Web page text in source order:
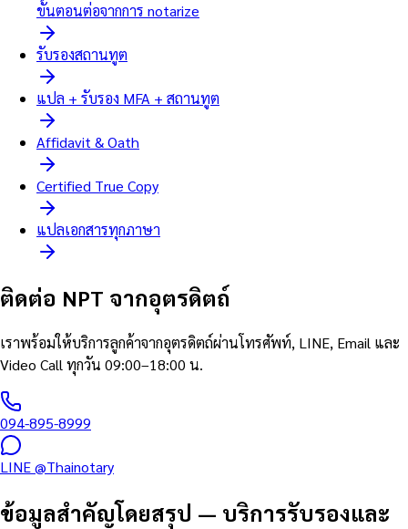
ขั้นตอนต่อจากการ notarize
รับรองสถานทูต
แปล + รับรอง MFA + สถานทูต
Affidavit & Oath
Certified True Copy
แปลเอกสารทุกภาษา
ติดต่อ NPT จากอุตรดิตถ์
เราพร้อมให้บริการลูกค้าจากอุตรดิตถ์ผ่านโทรศัพท์, LINE, Email และ
Video Call ทุกวัน 09:00–18:00 น.
094-895-8999
LINE @Thainotary
ข้อมูลสำคัญโดยสรุป — บริการรับรองและ